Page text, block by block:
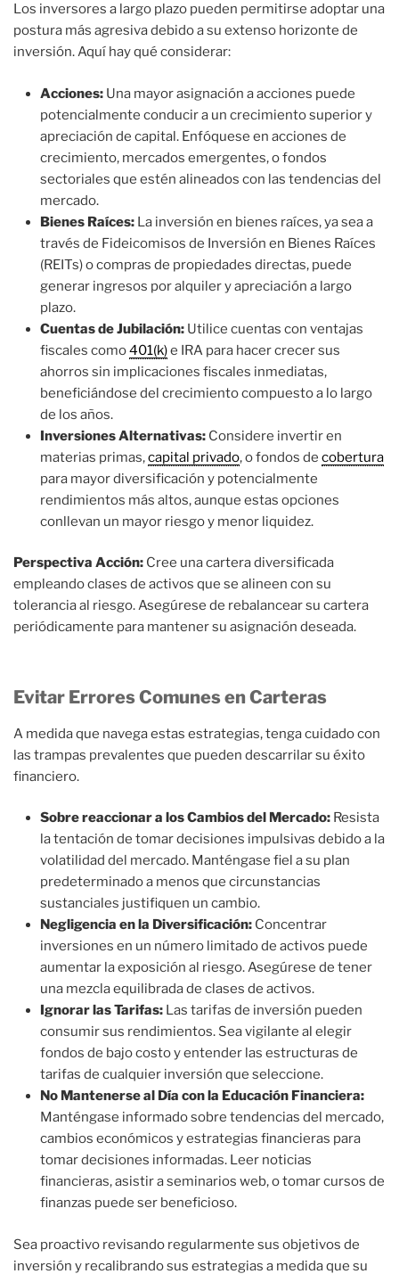
Los inversores a largo plazo pueden permitirse adoptar una
postura más agresiva debido a su extenso horizonte de
inversión. Aquí hay qué considerar:
Acciones: Una mayor asignación a acciones puede
potencialmente conducir a un crecimiento superior y
apreciación de capital. Enfóquese en acciones de
crecimiento, mercados emergentes, o fondos
sectoriales que estén alineados con las tendencias del
mercado.
Bienes Raíces: La inversión en bienes raíces, ya sea a
través de Fideicomisos de Inversión en Bienes Raíces
(REITs) o compras de propiedades directas, puede
generar ingresos por alquiler y apreciación a largo
plazo.
Cuentas de Jubilación: Utilice cuentas con ventajas
fiscales como401(k)e IRA para hacer crecer sus
ahorros sin implicaciones fiscales inmediatas,
beneficiándose del crecimiento compuesto a lo largo
de los años.
Inversiones Alternativas: Considere invertir en
materias primas,capital privado, o fondos de cobertura
para mayor diversificación y potencialmente
rendimientos más altos, aunque estas opciones
conllevan un mayor riesgo y menor liquidez.
Perspectiva Acción: Cree una cartera diversificada
empleando clases de activos que se alineen con su
tolerancia al riesgo. Asegúrese de rebalancear su cartera
periódicamente para mantener su asignación deseada.
Evitar Errores Comunes en Carteras
A medida que navega estas estrategias, tenga cuidado con
las trampas prevalentes que pueden descarrilar su éxito
financiero.
Sobre reaccionar a los Cambios del Mercado: Resista
la tentación de tomar decisiones impulsivas debido a la
volatilidad del mercado. Manténgase fiel a su plan
predeterminado a menos que circunstancias
sustanciales justifiquen un cambio.
Negligencia en la Diversificación: Concentrar
inversiones en un número limitado de activos puede
aumentar la exposición al riesgo. Asegúrese de tener
una mezcla equilibrada de clases de activos.
Ignorar las Tarifas: Las tarifas de inversión pueden
consumir sus rendimientos. Sea vigilante al elegir
fondos de bajo costo y entender las estructuras de
tarifas de cualquier inversión que seleccione.
No Mantenerse al Día con la Educación Financiera:
Manténgase informado sobre tendencias del mercado,
cambios económicos y estrategias financieras para
tomar decisiones informadas. Leer noticias
financieras, asistir a seminarios web, o tomar cursos de
finanzas puede ser beneficioso.
Sea proactivo revisando regularmente sus objetivos de
inversión y recalibrando sus estrategias a medida que su